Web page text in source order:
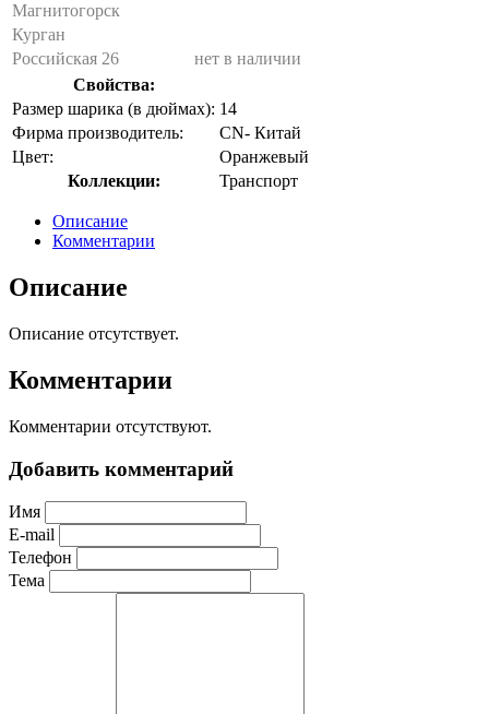
Магнитогорск
Курган
Российская 26
нет в наличии
Свойства:
Размер шарика (в дюймах): 14
Фирма производитель:
CN- Китай
Цвет:
Оранжевый
Коллекции:
Транспорт
Описание
Комментарии
Описание
Описание отсутствует.
Комментарии
Комментарии отсутствуют.
Добавить комментарий
Имя
E-mail
Телефон
Тема